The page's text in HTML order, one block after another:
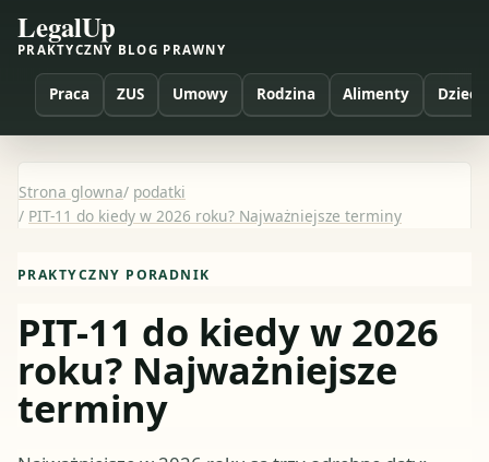
LegalUp
PRAKTYCZNY BLOG PRAWNY
Praca ZUS Umowy Rodzina Alimenty Dzieci
Strona glowna/ podatki
/ PIT-11 do kiedy w 2026 roku? Najważniejsze terminy
PRAKTYCZNY PORADNIK
PIT-11 do kiedy w 2026
roku? Najważniejsze
terminy